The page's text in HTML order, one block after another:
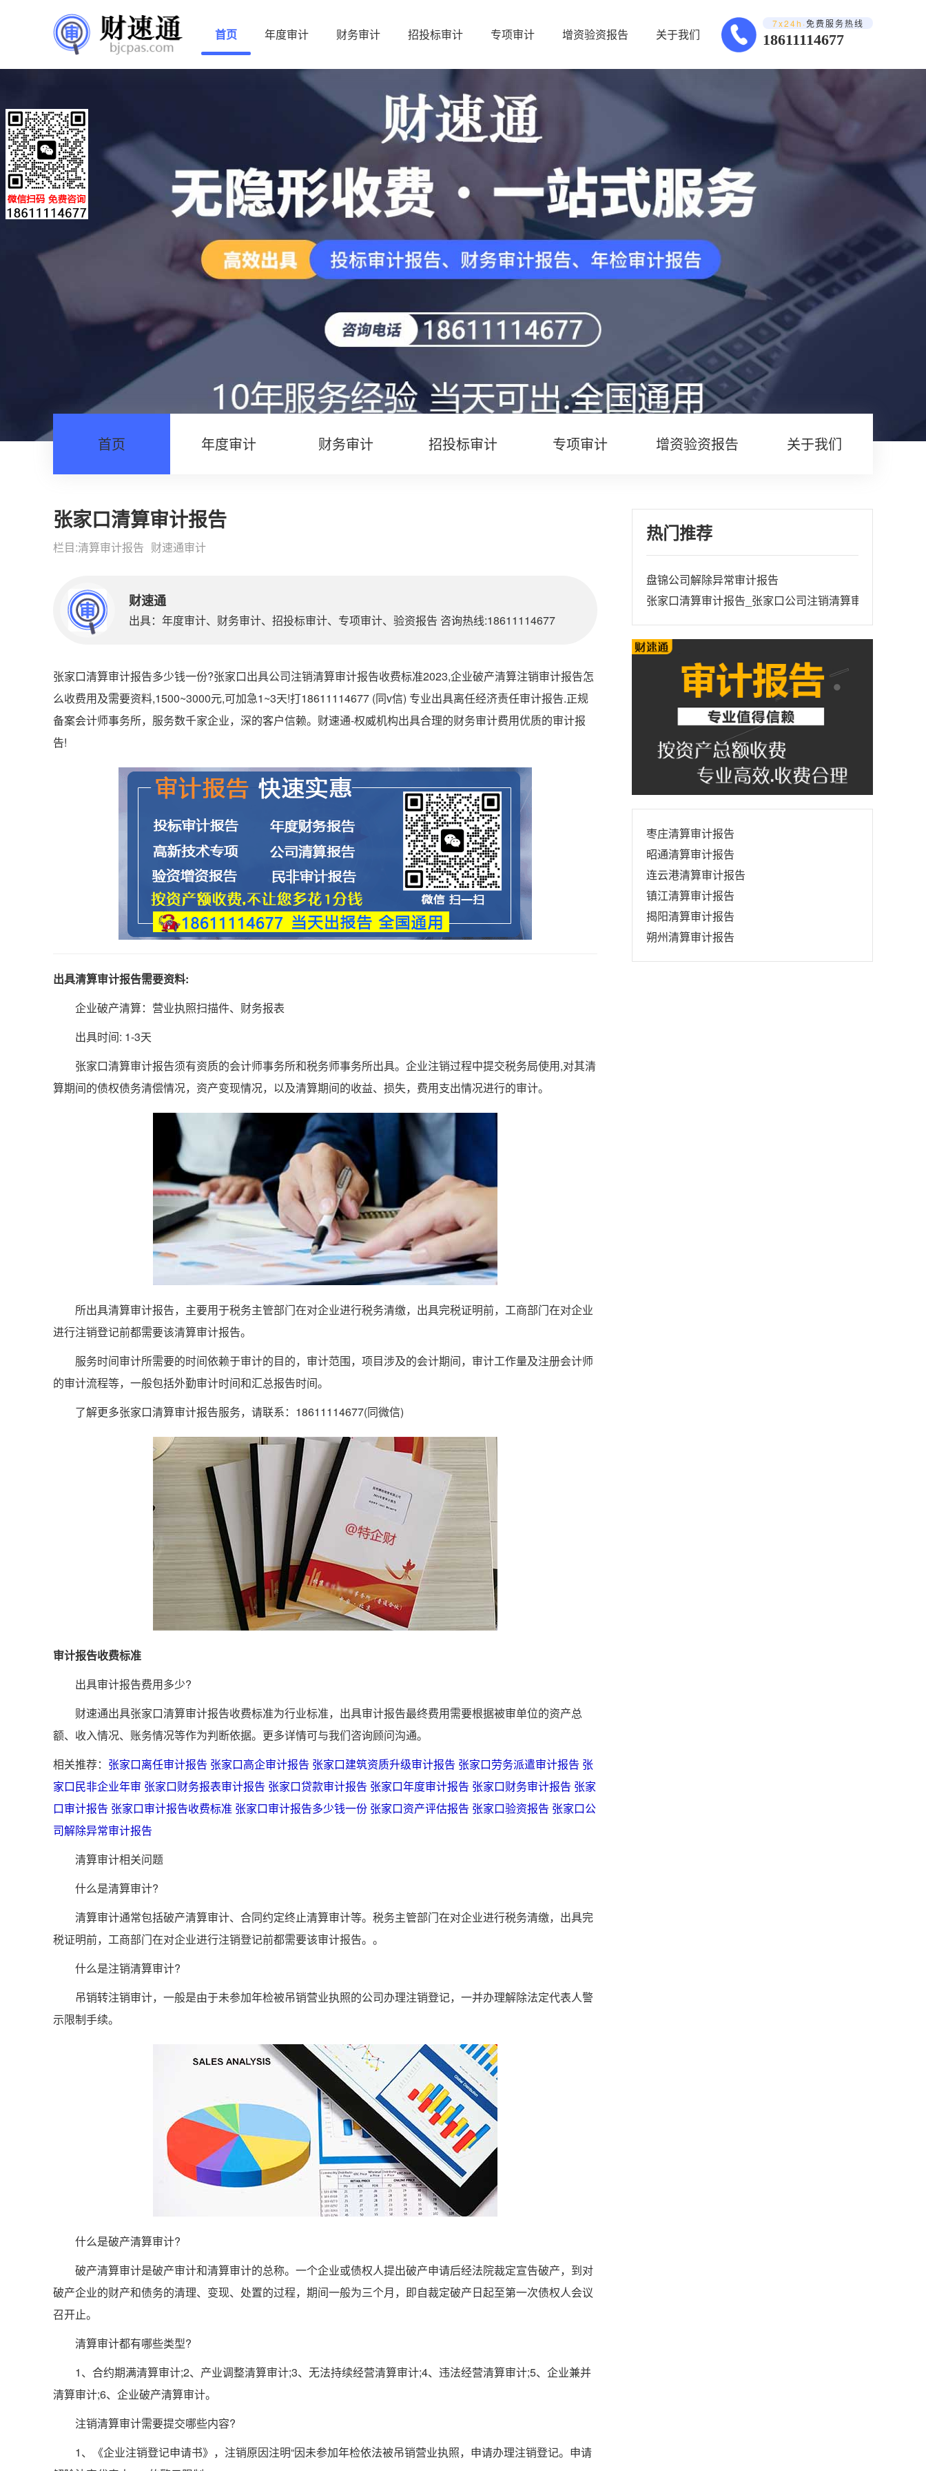
首页 年度审计 财务审计 招投标审计 专项审计 增资验资报告 关于我们
7x24h·免费服务热线
18611114677
首页 年度审计 财务审计 招投标审计 专项审计 增资验资报告 关于我们
张家口清算审计报告
栏目:清算审计报告 财速通审计
财速通
出具：年度审计、财务审计、招投标审计、专项审计、验资报告 咨询热线:18611114677
张家口清算审计报告多少钱一份?张家口出具公司注销清算审计报告收费标准2023,企业破产清算注销审计报告怎
么收费用及需要资料,1500~3000元,可加急1~3天!打18611114677 (同v信) 专业出具离任经济责任审计报告.正规
备案会计师事务所，服务数千家企业，深的客户信赖。财速通-权威机构出具合理的财务审计费用优质的审计报
告!
出具清算审计报告需要资料:
企业破产清算：营业执照扫描件、财务报表
出具时间: 1-3天
张家口清算审计报告须有资质的会计师事务所和税务师事务所出具。企业注销过程中提交税务局使用,对其清
算期间的债权债务清偿情况，资产变现情况，以及清算期间的收益、损失，费用支出情况进行的审计。
所出具清算审计报告，主要用于税务主管部门在对企业进行税务清缴，出具完税证明前，工商部门在对企业
进行注销登记前都需要该清算审计报告。
服务时间审计所需要的时间依赖于审计的目的，审计范围，项目涉及的会计期间，审计工作量及注册会计师
的审计流程等，一般包括外勤审计时间和汇总报告时间。
了解更多张家口清算审计报告服务，请联系：18611114677(同微信)
审计报告收费标准
出具审计报告费用多少?
财速通出具张家口清算审计报告收费标准为行业标准，出具审计报告最终费用需要根据被审单位的资产总
额、收入情况、账务情况等作为判断依据。更多详情可与我们咨询顾问沟通。
相关推荐： 张家口离任审计报告 张家口高企审计报告 张家口建筑资质升级审计报告 张家口劳务派遣审计报告 张
家口民非企业年审 张家口财务报表审计报告 张家口贷款审计报告 张家口年度审计报告 张家口财务审计报告 张家
口审计报告 张家口审计报告收费标准 张家口审计报告多少钱一份 张家口资产评估报告 张家口验资报告 张家口公
司解除异常审计报告
清算审计相关问题
什么是清算审计?
清算审计通常包括破产清算审计、合同约定终止清算审计等。税务主管部门在对企业进行税务清缴，出具完
税证明前，工商部门在对企业进行注销登记前都需要该审计报告。。
什么是注销清算审计?
吊销转注销审计，一般是由于未参加年检被吊销营业执照的公司办理注销登记，一并办理解除法定代表人警
示限制手续。
什么是破产清算审计?
破产清算审计是破产审计和清算审计的总称。一个企业或债权人提出破产申请后经法院裁定宣告破产，到对
破产企业的财产和债务的清理、变现、处置的过程，期间一般为三个月，即自裁定破产日起至第一次债权人会议
召开止。
清算审计都有哪些类型?
1、合约期满清算审计;2、产业调整清算审计;3、无法持续经营清算审计;4、违法经营清算审计;5、企业兼并
清算审计;6、企业破产清算审计。
注销清算审计需要提交哪些内容?
1、《企业注销登记申请书》，注销原因注明“因未参加年检依法被吊销营业执照，申请办理注销登记。申请
热门推荐
盘锦公司解除异常审计报告
张家口清算审计报告_张家口公司注销清算审计报告_企
枣庄清算审计报告
昭通清算审计报告
连云港清算审计报告
镇江清算审计报告
揭阳清算审计报告
朔州清算审计报告